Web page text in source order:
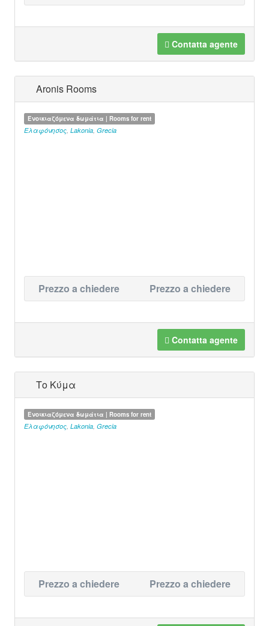
Contatta agente
Aronis Rooms
Ενοικιαζόμενα δωμάτια | Rooms for rent
Ελαφόνησος Lakonia Grecia
Prezzo a chiedere Prezzo a chiedere
Contatta agente
Το Κύμα
Ενοικιαζόμενα δωμάτια | Rooms for rent
Ελαφόνησος Lakonia Grecia
Prezzo a chiedere Prezzo a chiedere